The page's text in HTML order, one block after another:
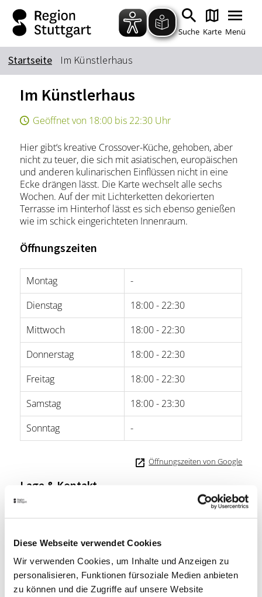
Diese Webseite verwendet Cookies
Wir verwenden Cookies, um Inhalte und Anzeigen zu
personalisieren, Funktionen fürsoziale Medien anbieten
zu können und die Zugriffe auf unsere Website
Zum Hauptinhalt springen
Zur Suche springen
Zur Hauptnavigation
Zum Footer springen
Suche Karte Menü
Suchbegriff
Das könnte Sie interessieren
Stadtführungen
Tickets
Citytour
Übernachtung
Erlebnisse
Essen & Trinken
Wein
Automobil
Kultur
Feste & Highlights
Startseite Im Künstlerhaus
Im Künstlerhaus
Geöffnet von 18:00 bis 22:30 Uhr
Hier gibt‘s kreative Crossover-Küche, gehoben, aber
nicht zu teuer, die sich mit asiatischen, europäischen
und anderen kulinarischen Einflüssen nicht in eine
Ecke drängen lässt. Die Karte wechselt alle sechs
Wochen. Auf der mit Lichterketten dekorierten
Terrasse im Hinterhof lässt es sich ebenso genießen
wie im schick eingerichteten Innenraum.
Öffnungszeiten
Montag
-
Dienstag
18:00 - 22:30
Mittwoch
18:00 - 22:30
Donnerstag
18:00 - 22:30
Freitag
18:00 - 22:30
Samstag
18:00 - 23:30
Sonntag
-
Öffnungszeiten von Google
Lage & Kontakt
Reuchlinstr. 4B
Website: www.kuenstlerhaus.de